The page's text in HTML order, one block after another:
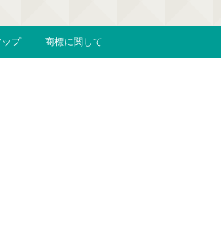
プ 商標に関して